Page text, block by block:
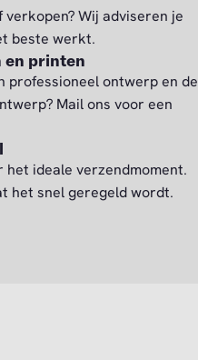
Wij adviseren je
beste werkt.
en printen
professioneel ontwerp en de
Mail ons voor een
ideale verzendmoment.
het snel geregeld wordt.